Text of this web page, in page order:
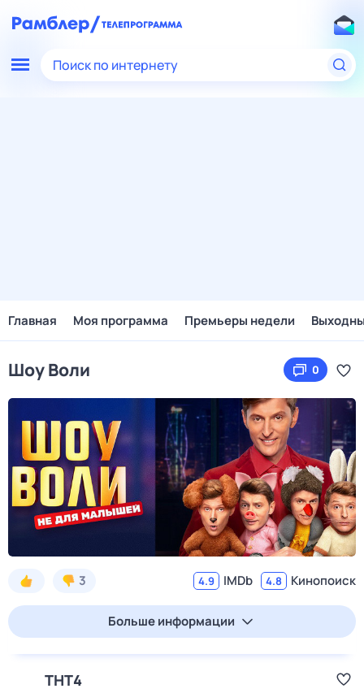
Поиск по интернету
Главная Моя программа Премьеры недели
Шоу Воли 0
3 4.9 IMDb 4.8 Кинопоиск
Больше информации
ТНТ4